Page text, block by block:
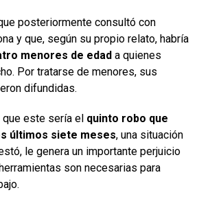
posteriormente consultó con
y que, según su propio relato, habría
menores de edad a quienes
Por tratarse de menores, sus
difundidas.
este sería el quinto robo que
últimos siete meses, una situación
le genera un importante perjuicio
son necesarias para